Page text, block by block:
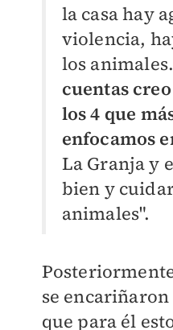
la casa hay
violencia,
los
cuentas
los 4 que
enfocamos
La Granja y
bien y
animales".
se
que para él